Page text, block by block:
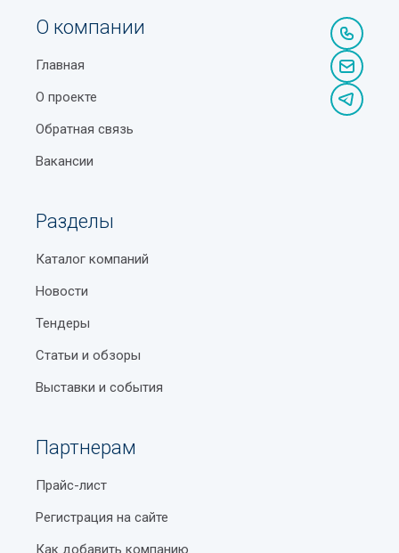
О компании
Главная
О проекте
Обратная связь
Вакансии
Разделы
Каталог компаний
Новости
Тендеры
Статьи и обзоры
Выставки и события
Партнерам
Прайс-лист
Регистрация на сайте
Как добавить компанию